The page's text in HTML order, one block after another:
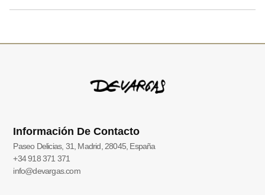
Información De Contacto
Paseo Delicias, 31, Madrid, 28045, España
+34 918 371 371
info@devargas.com